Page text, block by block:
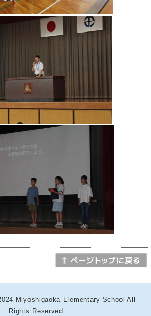
Miyoshigaoka Elementary School All
Rights Reserved.